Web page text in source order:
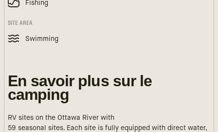
Fishing
SITE AREA
Swimming
En savoir plus sur le
camping
RV sites on the Ottawa River with
59 seasonal sites. Each site is fully equipped with direct water,